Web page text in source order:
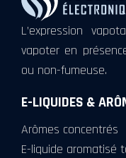
L’expression
vapoter en
ou non-fumeuse.
E-LIQUIDES &
Arômes concentrés
E-liquide aromatisé